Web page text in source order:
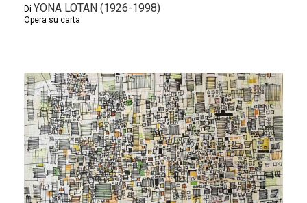
Di YONA LOTAN (1926-1998)
Opera su carta